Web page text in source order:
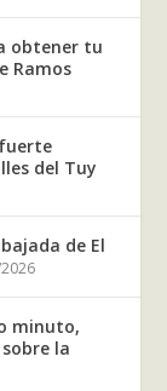
obtener tu
Ramos
fuerte
del Tuy
de El
minuto,
la